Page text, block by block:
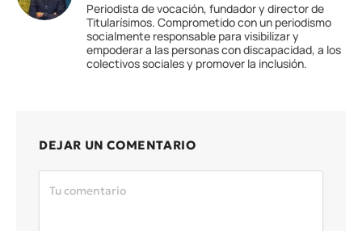
Periodista de vocación, fundador y director de
Titularísimos. Comprometido con un periodismo
socialmente responsable para visibilizar y
empoderar a las personas con discapacidad, a los
colectivos sociales y promover la inclusión.
DEJAR UN COMENTARIO